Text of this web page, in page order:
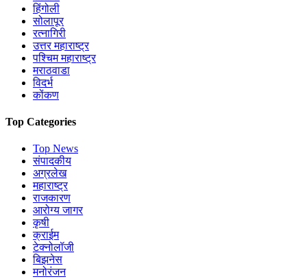
हिंगोली
सोलापूर
रत्नागिरी
उत्तर महाराष्ट्र
पश्चिम महाराष्ट्र
मराठवाडा
विदर्भ
कोंकण
Top Categories
Top News
संपादकीय
अग्रलेख
महाराष्ट्र
राजकारण
आरोग्य जागर
कृषी
क्राईम
टेक्नोलॉजी
बिझनेस
मनोरंजन